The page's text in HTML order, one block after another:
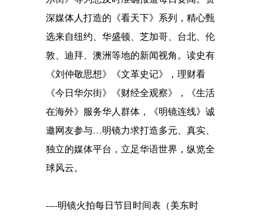
深媒体人打造的《看天下》系列，精心甄
选来自纽约、华盛顿、芝加哥、台北、伦
敦、迪拜、澳洲等地的新闻视角。读史有
《刘仲敬思想》《文革史记》，理财看
《今日华尔街》《财经全观察》，《生活
在海外》服务华人群体，《明镜连线》诚
邀网友参与…明镜力求打造多元、真实、
独立的媒体平台，立足华语世界，纵览全
球风云。
----明镜火拍每日节目时间表（美东时